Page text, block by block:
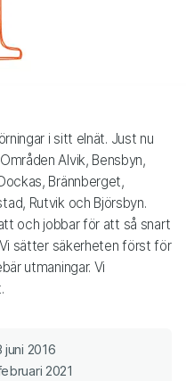
i sitt elnät. Just nu
Alvik, Bensbyn,
Brännberget,
Rutvik och Björsbyn.
och jobbar för att så snart
sätter säkerheten först för
utmaningar. Vi
2016
2021